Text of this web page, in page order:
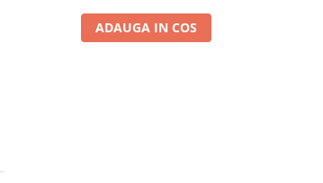
ADAUGA IN COS